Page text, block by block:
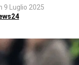
9 Luglio 2025